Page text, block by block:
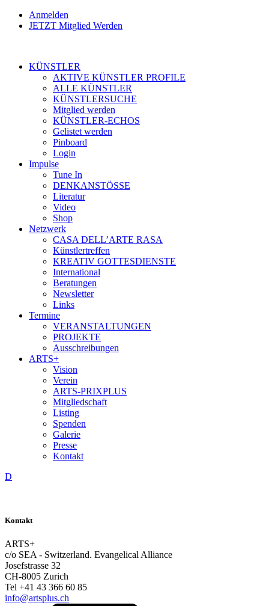
Anmelden
JETZT Mitglied Werden
KÜNSTLER
AKTIVE KÜNSTLER PROFILE
ALLE KÜNSTLER
KÜNSTLERSUCHE
Mitglied werden
KÜNSTLER-ECHOS
Gelistet werden
Pinboard
Login
Impulse
Tune In
DENKANSTÖSSE
Literatur
Video
Shop
Netzwerk
CASA DELL’ARTE RASA
Künstlertreffen
KREATIV GOTTESDIENSTE
International
Beratungen
Newsletter
Links
Termine
VERANSTALTUNGEN
PROJEKTE
Ausschreibungen
ARTS+
Vision
Verein
ARTS-PRIXPLUS
Mitgliedschaft
Listing
Spenden
Galerie
Presse
Kontakt
D
Kontakt
ARTS+
c/o SEA - Switzerland. Evangelical Alliance
Josefstrasse 32
CH-8005 Zurich
Tel +41 43 366 60 85
info@artsplus.ch